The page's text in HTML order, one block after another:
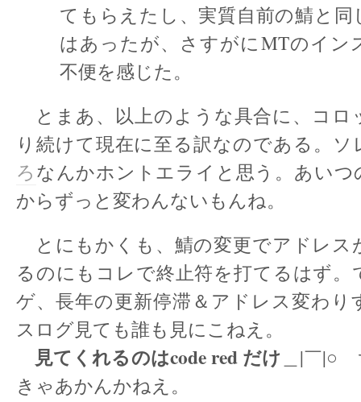
てもらえたし、実質自前の鯖と
はあったが、さすがにMTのイン
不便を感じた。
とまあ、以上のような具合に、コロ
り続けて現在に至る訳なのである。ソ
ろなんかホントエライと思う。あいつ
からずっと変わんないもんね。
とにもかくも、鯖の変更でアドレス
るのにもコレで終止符を打てるはず。
ゲ、長年の更新停滞＆アドレス変わり
スログ見ても誰も見にこねえ。
見てくれるのはcode red だけ ＿|￣|○
きゃあかんかねえ。